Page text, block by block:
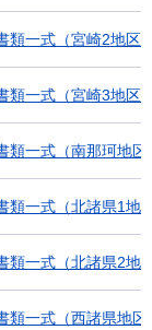
類一式（宮崎2地区
類一式（宮崎3地区
類一式（南那珂地
類一式（北諸県1地
類一式（北諸県2地
類一式（西諸県地